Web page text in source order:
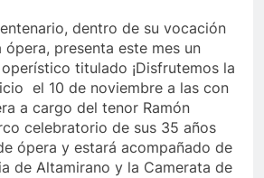
dentro de su vocación
presenta este mes un
titulado ¡Disfrutemos la
el 10 de noviembre a las con
a cargo del tenor Ramón
celebratorio de sus 35 años
ópera y estará acompañado de
de Altamirano y la Camerata de